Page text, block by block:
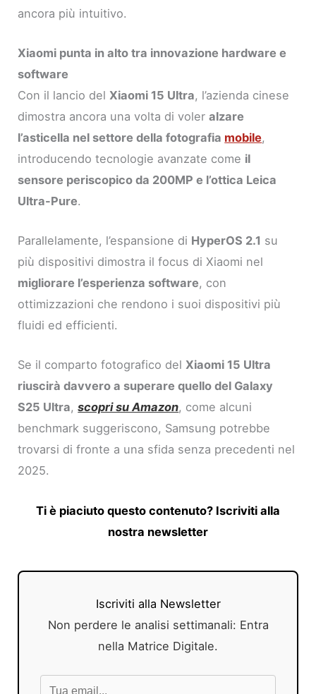
ancora più intuitivo.
Xiaomi punta in alto tra innovazione hardware e
software
Con il lancio del Xiaomi 15 Ultra, l’azienda cinese
dimostra ancora una volta di voleralzare
l’asticella nel settore della fotografia mobile,
introducendo tecnologie avanzate come il
sensore periscopico da 200MP e l’ottica Leica
Ultra-Pure.
Parallelamente, l’espansione di HyperOS 2.1 su
più dispositivi dimostra il focus di Xiaomi nel
migliorare l’esperienza software, con
ottimizzazioni che rendono i suoi dispositivi più
fluidi ed efficienti.
Se il comparto fotografico delXiaomi 15 Ultra
riuscirà davvero a superare quello del Galaxy
S25 Ultra,scopri su Amazon, come alcuni
benchmark suggeriscono, Samsung potrebbe
trovarsi di fronte a una sfida senza precedenti nel
2025.
Ti è piaciuto questo contenuto? Iscriviti alla
nostra newsletter
Iscriviti alla Newsletter
Non perdere le analisi settimanali: Entra
nella Matrice Digitale.